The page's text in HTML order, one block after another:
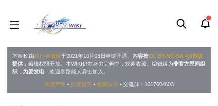
本WIKI由旅行者酒馆于2021年10月05日申请开通。 内容按CC BY-NC-SA 4.0协议
提供 ，编辑权限开放。本WIKI仍在努力完善中，欢迎收藏。编辑组为非官方民间组
织 ， 为爱发电，欢迎各路能人异士加入。
免责声明 • 反馈留言 • 收藏方法 • 交流群：1017604603